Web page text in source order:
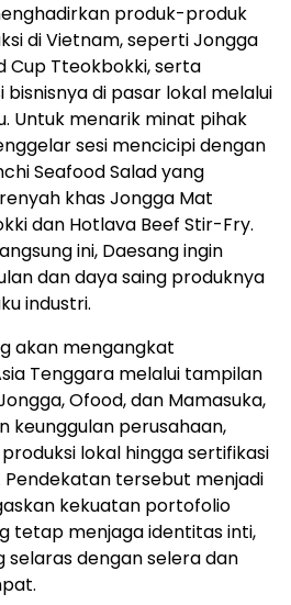
produk-produk
di Vietnam, seperti Jongga
Cup Tteokbokki, serta
di pasar lokal melalui
Untuk menarik minat pihak
sesi mencicipi dengan
Seafood Salad yang
khas Jongga Mat
dan Hotlava Beef Stir-Fry.
ini, Daesang ingin
dan daya saing produknya
industri.
akan mengangkat
Tenggara melalui tampilan
Ofood, dan Mamasuka,
keunggulan perusahaan,
lokal hingga sertifikasi
Pendekatan tersebut menjadi
kekuatan portofolio
tetap menjaga identitas inti,
dengan selera dan